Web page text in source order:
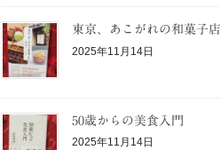
東京、あこがれの和菓子店
2025年11月14日
50歳からの美食入門
2025年11月14日